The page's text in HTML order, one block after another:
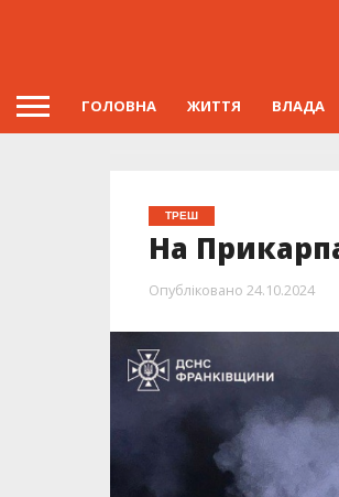
ГОЛОВНА ЖИТТЯ ВЛАДА
ТРЕШ
На
Опубліковано 24.10.2024